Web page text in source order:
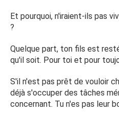
Et pourquoi, n'iraient-ils pas
?
Quelque part, ton fils est
qu'il soit. Pour toi et pour
S'il n'est pas prêt de vouloir
déjà s'occuper des tâches
concernant. Tu n'es pas leur